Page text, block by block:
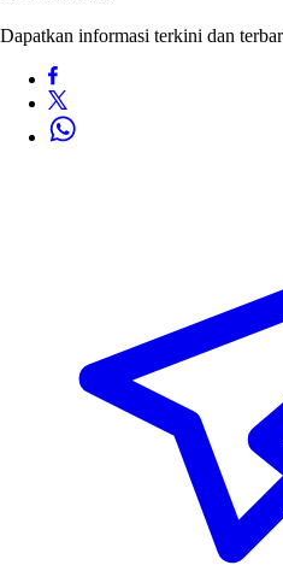
Dapatkan informasi terkini dan